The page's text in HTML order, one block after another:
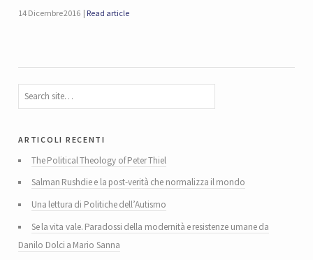
14 Dicembre 2016 Read article
articoli recenti
The Political Theology of Peter Thiel
Salman Rushdie e la post-verità che normalizza il mondo
Una lettura di Politiche dell’Autismo
Se la vita vale. Paradossi della modernità e resistenze umane da
Danilo Dolci a Mario Sanna